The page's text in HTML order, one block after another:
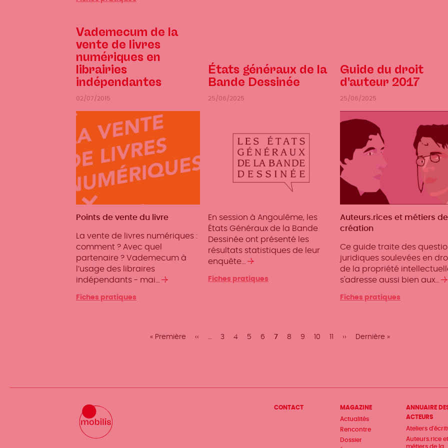
suite
Vademecum de la
vente de livres
numériques en
librairies
indépendantes
02/07/2015
Métiers
Points de vente du livre
La vente de livres numériques :
comment ? Avec quel
partenaire ? Vademecum à
l’usage des libraires
indépendants - mai…
Fiches pratiques
États généraux de la
Bande Dessinée
25/06/2025
En session à Angoulême, les
États Généraux de la Bande
Dessinée ont présenté les
résultats statistiques de leur
enquête…
suite
Fiches pratiques
Guide du droit
d'auteur 2017
25/06/2025
Métiers
Auteurs.rices et métiers
création
Ce guide traite des
juridiques soulevées en
de la propriété
s'adresse aussi bien aux…
Fiches pratiques
Première
« Première
Page
‹‹ … Page
3 Page
4 Page
5 Page
6
Page
7 Page
8 Page
9 Page
10 Page
11
Page
››
Dernière
Dernière »
Menu
CONTACT
MAGAZINE
Actualités
Rencontre
Dossier
ANNUAIRE
ACTEURS
Ateliers
Auteurs.rice et
métiers de la